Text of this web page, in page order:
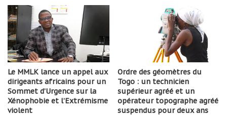
Le MMLK lance un appel aux
dirigeants africains pour un
Sommet d’Urgence sur la
Xénophobie et l’Extrémisme
violent
Ordre des géomètres du
Togo : un technicien
supérieur agréé et un
opérateur topographe agréé
suspendus pour deux ans